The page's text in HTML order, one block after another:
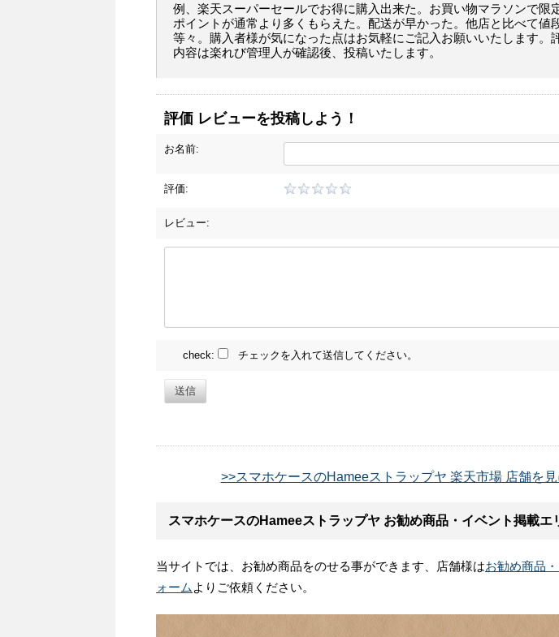
例、楽天スーパーセールでお得に購入出来た。お買い物マラソンで限
ポイントが通常より多くもらえた。配送が早かった。他店と比べて値
等々。購入者様が気になった点はお気軽にご記入お願いいたします。
内容は楽れび管理人が確認後、投稿いたします。
評価 レビューを投稿しよう！
お名前:
評価:
レビュー:
check: チェックを入れて送信してください。
送信
>>スマホケースのHameeストラップヤ 楽天市場 店舗を
スマホケースのHameeストラップヤ お勧め商品・イベント掲載エ
当サイトでは、お勧め商品をのせる事ができます、店舗様はお勧め商品
ォーム よりご依頼ください。